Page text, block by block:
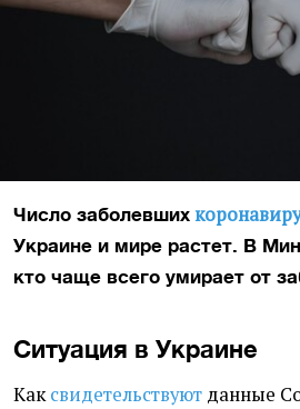
Число заболевших
Украине и мире растет. В
кто чаще всего умирает от
Ситуация в Украине
Каксвидетельствуют данные